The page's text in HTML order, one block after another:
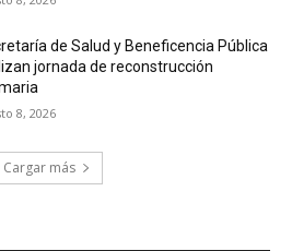
de Salud y Beneficencia Pública
jornada de reconstrucción
8, 2026
Cargar más